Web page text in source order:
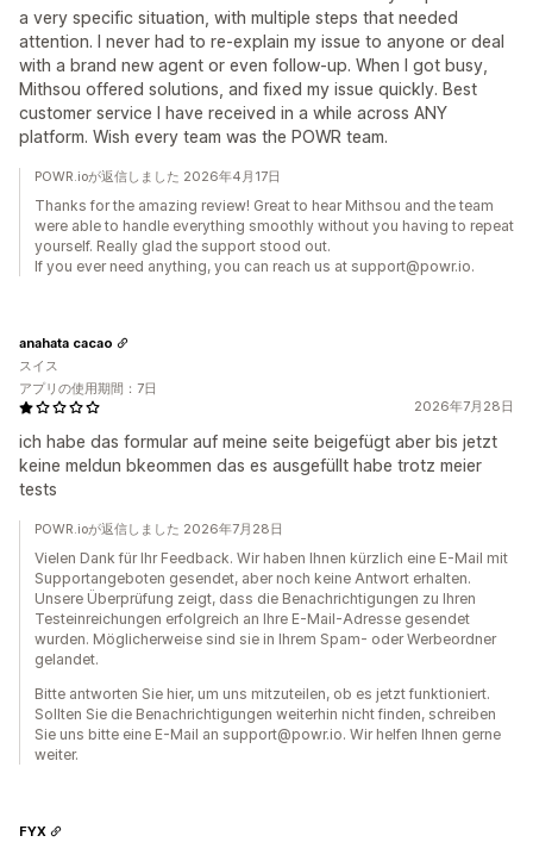
a very specific situation, with multiple steps that needed
attention. I never had to re-explain my issue to anyone or deal
with a brand new agent or even follow-up. When I got busy,
Mithsou offered solutions, and fixed my issue quickly. Best
customer service I have received in a while across ANY
platform. Wish every team was the POWR team.
POWR.ioが返信しました 2026年4月17日
Thanks for the amazing review! Great to hear Mithsou and the team
were able to handle everything smoothly without you having to repeat
yourself. Really glad the support stood out.
If you ever need anything, you can reach us at support@powr.io.
2026年7月28日
ich habe das formular auf meine seite beigefügt aber bis jetzt
keine meldun bkeommen das es ausgefüllt habe trotz meier
tests
anahata cacao
スイス
アプリの使用期間：7日
POWR.ioが返信しました 2026年7月28日
Vielen Dank für Ihr Feedback. Wir haben Ihnen kürzlich eine E-Mail mit
Supportangeboten gesendet, aber noch keine Antwort erhalten.
Unsere Überprüfung zeigt, dass die Benachrichtigungen zu Ihren
Testeinreichungen erfolgreich an Ihre E-Mail-Adresse gesendet
wurden. Möglicherweise sind sie in Ihrem Spam- oder Werbeordner
gelandet.
Bitte antworten Sie hier, um uns mitzuteilen, ob es jetzt funktioniert.
Sollten Sie die Benachrichtigungen weiterhin nicht finden, schreiben
Sie uns bitte eine E-Mail an support@powr.io. Wir helfen Ihnen gerne
weiter.
FYX